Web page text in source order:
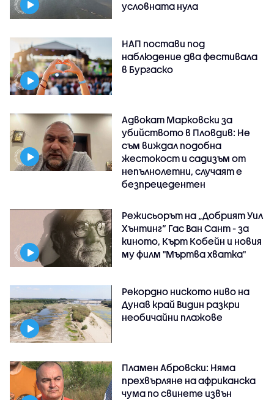
условната нула
НАП постави под
наблюдение два фестивала
в Бургаско
Адвокат Марковски за
убийството в Пловдив: Не
съм виждал подобна
жестокост и садизъм от
непълнолетни, случаят е
безпрецедентен
Режисьорът на „Добрият Уил
Хънтинг“ Гас Ван Сант - за
киното, Кърт Кобейн и новия
му филм "Мъртва хватка"
Рекордно ниското ниво на
Дунав край Видин разкри
необичайни плажове
Пламен Абровски: Няма
прехвърляне на африканска
чума по свинете извън